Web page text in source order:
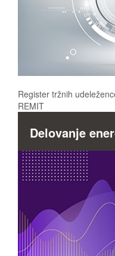
Register tržnih
REMIT
Delovanje